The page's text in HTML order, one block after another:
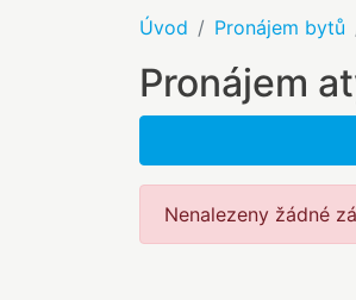
Úvod Pronájem bytů
Pronájem
Nenalezeny žádné